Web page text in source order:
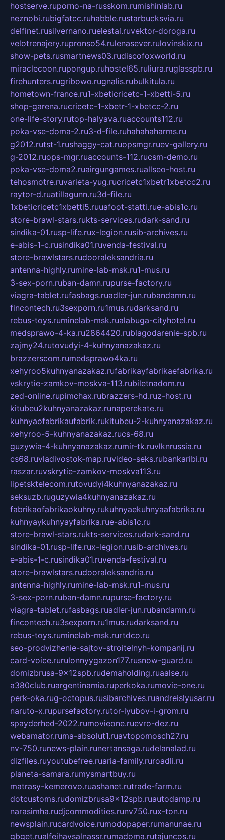
hostserve.ruporno-na-russkom.rumishinlab.ru
neznobi.rubigfatcc.ruhabble.rustarbucksvia.ru
delfinet.rusilvernano.ruelestal.ruvektor-doroga.ru
velotrenajery.rupronso54.rulenasever.rulovinskix.ru
show-pets.rusmartnews03.rudiscofoxworld.ru
miraclecoon.rupongup.ruhostel65.ruliura.ruglasspb.ru
firehunters.rugribowo.rugnalis.rubulkitula.ru
hometown-france.ru1-xbeticricetc-1-xbetti-5.ru
shop-garena.rucricetc-1-xbetr-1-xbetcc-2.ru
one-life-story.rutop-halyava.ruaccounts112.ru
poka-vse-doma-2.ru3-d-file.ruhahahaharms.ru
g2012.rutst-1.rushaggy-cat.ruopsmgr.ruev-gallery.ru
g-2012.ruops-mgr.ruaccounts-112.rucsm-demo.ru
poka-vse-doma2.ruairgungames.ruallseo-host.ru
tehosmotre.ruvarieta-yug.rucricetc1xbetr1xbetcc2.ru
raytor-d.ruatillagunn.ru3d-file.ru
1xbeticricetc1xbetti5.ruuafoot-statti.rue-abis1c.ru
store-brawl-stars.rukts-services.rudark-sand.ru
sindika-01.rusp-life.rux-legion.rusib-archives.ru
e-abis-1-c.rusindika01.ruvenda-festival.ru
store-brawlstars.rudooraleksandria.ru
antenna-highly.rumine-lab-msk.ru1-mus.ru
3-sex-porn.ruban-damn.rupurse-factory.ru
viagra-tablet.rufasbags.ruadler-jun.rubandamn.ru
fincontech.ru3sexporn.ru1mus.rudarksand.ru
rebus-toys.ruminelab-msk.rualabuga-cityhotel.ru
medsprawo-4-ka.ru2864420.rublagodarenie-spb.ru
zajmy24.rutovudyi-4-kuhnyanazakaz.ru
brazzerscom.rumedsprawo4ka.ru
xehyroo5kuhnyanazakaz.rufabrikayfabrikaefabrika.ru
vskrytie-zamkov-moskva-113.rubiletnadom.ru
zed-online.rupimchax.rubrazzers-hd.ruz-host.ru
kitubeu2kuhnyanazakaz.runaperekate.ru
kuhnyaofabrikaufabrik.rukitubeu-2-kuhnyanazakaz.ru
xehyroo-5-kuhnyanazakaz.rucs-68.ru
guzywia-4-kuhnyanazakaz.rumir-tk.ruvlknrussia.ru
cs68.ruvladivostok-map.ruvideo-seks.rubankaribi.ru
raszar.ruvskrytie-zamkov-moskva113.ru
lipetsktelecom.rutovudyi4kuhnyanazakaz.ru
seksuzb.ruguzywia4kuhnyanazakaz.ru
fabrikaofabrikaokuhny.rukuhnyaekuhnyaafabrika.ru
kuhnyaykuhnyayfabrika.rue-abis1c.ru
store-brawl-stars.rukts-services.rudark-sand.ru
sindika-01.rusp-life.rux-legion.rusib-archives.ru
e-abis-1-c.rusindika01.ruvenda-festival.ru
store-brawlstars.rudooraleksandria.ru
antenna-highly.rumine-lab-msk.ru1-mus.ru
3-sex-porn.ruban-damn.rupurse-factory.ru
viagra-tablet.rufasbags.ruadler-jun.rubandamn.ru
fincontech.ru3sexporn.ru1mus.rudarksand.ru
rebus-toys.ruminelab-msk.rurtdco.ru
seo-prodvizhenie-sajtov-stroitelnyh-kompanij.ru
card-voice.rurulonnyygazon177.rusnow-guard.ru
domizbrusa-9x12spb.rudemaholding.ruaalse.ru
a380club.ruargentinamia.ruperkoka.rumovie-one.ru
perk-oka.rug-octopus.rusibarchives.ruandreislyusar.ru
naruto-x.rupursefactory.rutor-lyubov-i-grom.ru
spayderhed-2022.rumovieone.ruevro-dez.ru
webamator.ruma-absolut1.ruavtopomosch27.ru
nv-750.runews-plain.runertansaga.rudelanalad.ru
dizfiles.ruyoutubefree.ruaria-family.ruroadli.ru
planeta-samara.rumysmartbuy.ru
matrasy-kemerovo.ruashanet.rutrade-farm.ru
dotcustoms.rudomizbrusa9x12spb.ruautodamp.ru
narasimha.rudjcommodities.runv750.rux-ton.ru
newsplain.rucardvoice.rumodopaper.rumanunae.ru
gbget.rualfeihavsalnassr.rumadoma.rutajuncos.ru